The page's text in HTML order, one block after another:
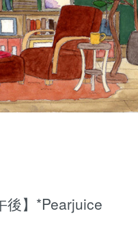
後】*Pearjuice